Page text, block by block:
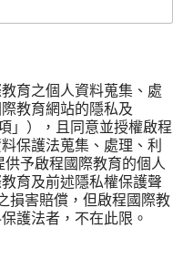
育之個人資料蒐集、處
教育網站的隱私及
」），且同意並授權啟程
保護法蒐集、處理、利
予啟程國際教育的個人
育及前述隱私權保護聲
損害賠償，但啟程國際教
護法者，不在此限。